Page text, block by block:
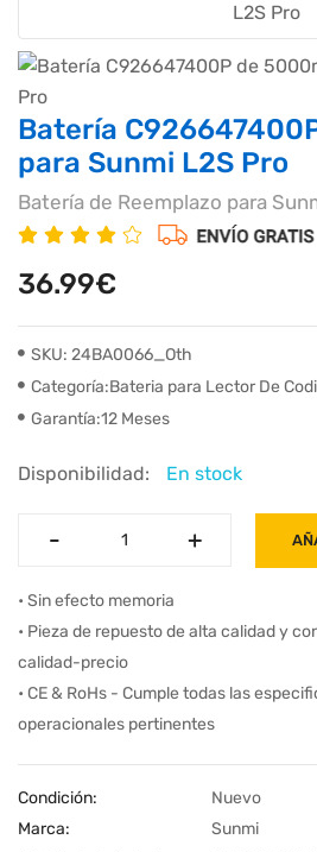
Batería
para Sunmi L2S Pro
Batería de Reemplazo para
36.99€
SKU: 24BA0066_Oth
Categoría:Bateria para Lector De
Garantía:12 Meses
Disponibilidad: En stock
- +
- +
• Sin efecto memoria
• Pieza de repuesto de alta calidad y
calidad-precio
• CE & RoHs - Cumple todas las
operacionales pertinentes
Condición:
Nuevo
Marca:
Sunmi